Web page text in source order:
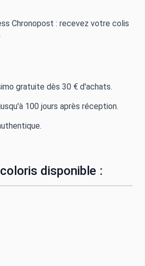
Chronopost : recevez votre colis
gratuite dès 30 € d'achats.
100 jours après réception.
disponible :